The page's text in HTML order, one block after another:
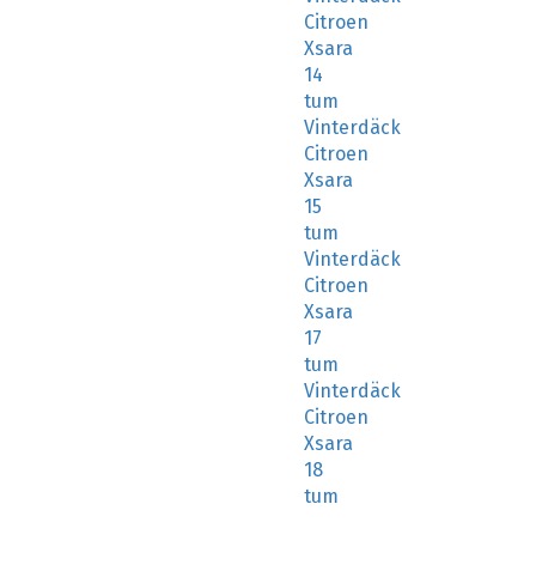
Citroen
Xsara
14
tum
Vinterdäck
Citroen
Xsara
15
tum
Vinterdäck
Citroen
Xsara
17
tum
Vinterdäck
Citroen
Xsara
18
tum